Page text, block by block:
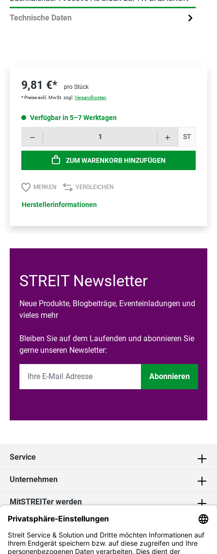
Technische Daten
9,81 €* pro Stück
* Preise exkl. MwSt. zzgl. Versandkosten
Verfügbar in 5–7 Werktagen
ST
ZUM WARENKORB HINZUFÜGEN
MERKEN VERGLEICHEN
Herstellerinformationen
STREIT Newsletter
Neue Produkte, Blogbeiträge, Eventeinladungen und
vieles mehr
Bleiben Sie auf dem Laufenden und abonnieren Sie
gerne unseren Newsletter:
Abonnieren
Service
Unternehmen
MitSTREITer werden
Kontakt
Social Media